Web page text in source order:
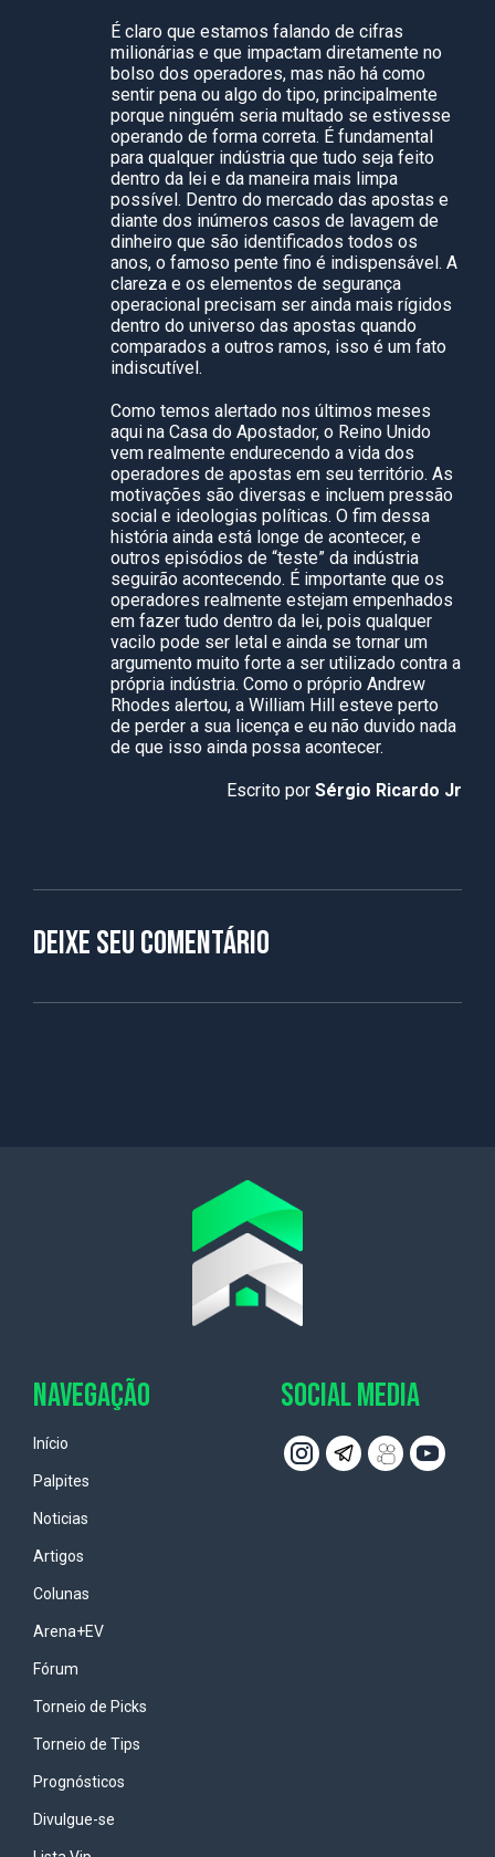
É claro que estamos falando de cifras
milionárias e que impactam diretamente no
bolso dos operadores, mas não há como
sentir pena ou algo do tipo, principalmente
porque ninguém seria multado se estivesse
operando de forma correta. É fundamental
para qualquer indústria que tudo seja feito
dentro da lei e da maneira mais limpa
possível. Dentro do mercado das apostas e
diante dos inúmeros casos de lavagem de
dinheiro que são identificados todos os
anos, o famoso pente fino é indispensável. A
clareza e os elementos de segurança
operacional precisam ser ainda mais rígidos
dentro do universo das apostas quando
comparados a outros ramos, isso é um fato
indiscutível.
Como temos alertado nos últimos meses
aqui na Casa do Apostador, o Reino Unido
vem realmente endurecendo a vida dos
operadores de apostas em seu território. As
motivações são diversas e incluem pressão
social e ideologias políticas. O fim dessa
história ainda está longe de acontecer, e
outros episódios de “teste” da indústria
seguirão acontecendo. É importante que os
operadores realmente estejam empenhados
em fazer tudo dentro da lei, pois qualquer
vacilo pode ser letal e ainda se tornar um
argumento muito forte a ser utilizado contra a
própria indústria. Como o próprio Andrew
Rhodes alertou, a William Hill esteve perto
de perder a sua licença e eu não duvido nada
de que isso ainda possa acontecer.
Escrito por Sérgio Ricardo Jr
Deixe seu comentário
NAVEGAÇÃO
Início
Palpites
Noticias
Artigos
Colunas
Arena+EV
Fórum
Torneio de Picks
Torneio de Tips
Prognósticos
Divulgue-se
SOCIAL MEDIA